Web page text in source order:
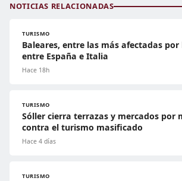
NOTICIAS RELACIONADAS
TURISMO
Baleares, entre las más afectadas
entre España e Italia
Hace 18h
TURISMO
Sóller cierra terrazas y mercados por
contra el turismo masificado
Hace 4 días
TURISMO